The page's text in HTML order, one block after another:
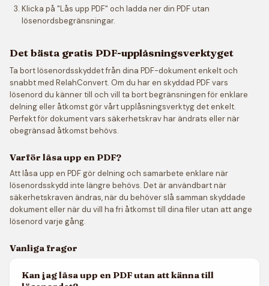
Klicka på "Lås upp PDF" och ladda ner din PDF utan
lösenordsbegränsningar.
Det bästa gratis PDF-upplåsningsverktyget
Ta bort lösenordsskyddet från dina PDF-dokument enkelt och
snabbt med RelahConvert. Om du har en skyddad PDF vars
lösenord du känner till och vill ta bort begränsningen för enklare
delning eller åtkomst gör vårt upplåsningsverktyg det enkelt.
Perfekt för dokument vars säkerhetskrav har ändrats eller när
obegränsad åtkomst behövs.
Varför låsa upp en PDF?
Att låsa upp en PDF gör delning och samarbete enklare när
lösenordsskydd inte längre behövs. Det är användbart när
säkerhetskraven ändras, när du behöver slå samman skyddade
dokument eller när du vill ha fri åtkomst till dina filer utan att ange
lösenord varje gång.
Vanliga fragor
Kan jag låsa upp en PDF utan att känna till